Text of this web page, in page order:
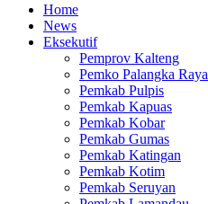
Home
News
Eksekutif
Pemprov Kalteng
Pemko Palangka Raya
Pemkab Pulpis
Pemkab Kapuas
Pemkab Kobar
Pemkab Gumas
Pemkab Katingan
Pemkab Kotim
Pemkab Seruyan